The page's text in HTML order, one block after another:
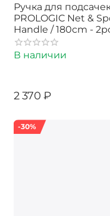
Ручка для
PROLOGIC Net &
Handle / 180cm -
В наличии
‍2 370‍ ₽
-30%